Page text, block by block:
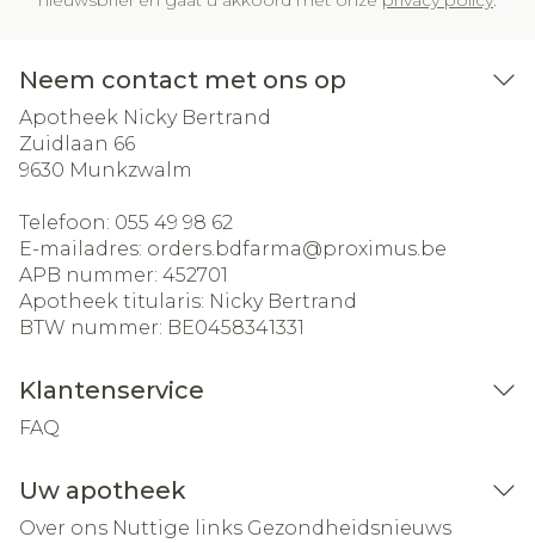
Neem contact met ons op
Apotheek Nicky Bertrand
Zuidlaan 66
9630 Munkzwalm
Telefoon: 055 49 98 62
E-mailadres: orders.bdfarma@proximus.be
APB nummer: 452701
Apotheek titularis: Nicky Bertrand
BTW nummer: BE0458341331
Klantenservice
FAQ
Uw apotheek
Over ons Nuttige links Gezondheidsnieuws